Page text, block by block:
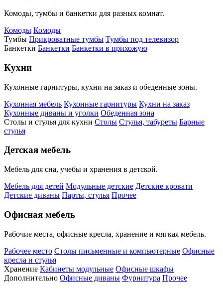
Комоды, тумбы и банкетки для разных комнат.
Комоды Комоды
Тумбы Прикроватные тумбы Тумбы под телевизор
Банкетки Банкетки Банкетки в прихожую
Кухни
Кухонные гарнитуры, кухни на заказ и обеденные зоны.
Кухонная мебель Кухонные гарнитуры Кухни на заказ
Кухонные диваны и уголки Обеденная зона
Столы и стулья для кухни Столы Стулья, табуреты Барные
стулья
Детская мебель
Мебель для сна, учебы и хранения в детской.
Мебель для детей Модульные детские Детские кровати
Детские диваны Парты, стулья Прочее
Офисная мебель
Рабочие места, офисные кресла, хранение и мягкая мебель.
Рабочее место Столы письменные и компьютерные Офисные
кресла и стулья
Хранение Кабинеты модульные Офисные шкафы
Дополнительно Офисные диваны Фурнитура Прочее